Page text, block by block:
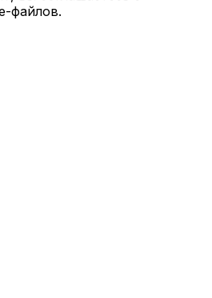
файлов.